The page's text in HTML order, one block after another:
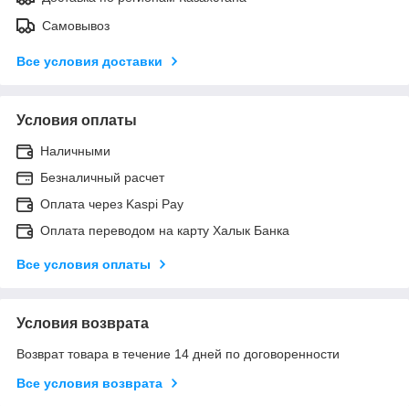
Самовывоз
Все условия доставки
Условия оплаты
Наличными
Безналичный расчет
Оплата через Kaspi Pay
Оплата переводом на карту Халык Банка
Все условия оплаты
Условия возврата
Возврат товара в течение 14 дней по договоренности
Все условия возврата